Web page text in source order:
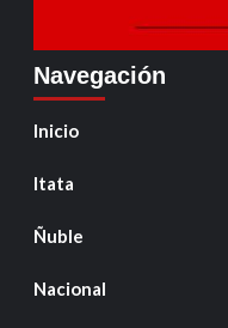
Navegación
Inicio
Itata
Ñuble
Nacional